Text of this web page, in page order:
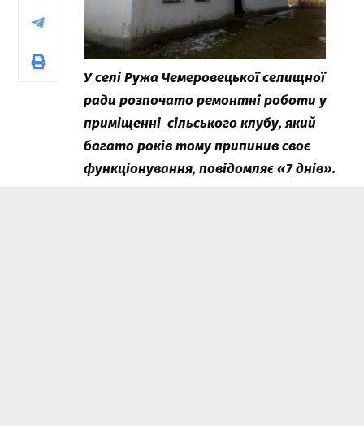
У селі Ружа Чемеровецької селищної
ради розпочато ремонтні роботи у
приміщенні сільського клубу, який
багато років тому припинив своє
функціонування, повідомляє «7 днів».